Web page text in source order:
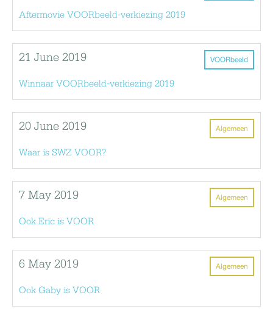
Aftermovie VOORbeeld-verkiezing 2019
VOORbeeld
21 June 2019
Winnaar VOORbeeld-verkiezing 2019
Algemeen
20 June 2019
Waar is SWZ VOOR?
Algemeen
7 May 2019
Ook Eric is VOOR
Algemeen
6 May 2019
Ook Gaby is VOOR